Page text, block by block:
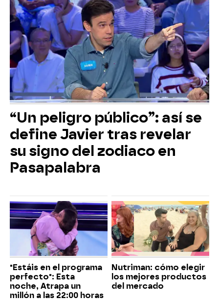
“Un peligro público”: así se
define Javier tras revelar
su signo del zodiaco en
Pasapalabra
"Estáis en el programa
perfecto": Esta
noche, Atrapa un
millón a las 22:00 horas
Nutriman: cómo elegir
los mejores productos
del mercado